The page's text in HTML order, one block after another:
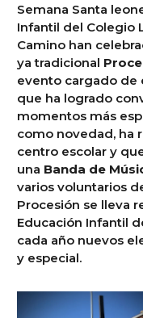
Semana Santa
Infantil del Colegio
Camino han
ya tradicional
evento cargado de
que ha logrado
momentos más
como novedad, ha
centro escolar y
una Banda de
varios voluntarios
Procesión se lleva
Educación Infantil
cada año nuevos
y especial.